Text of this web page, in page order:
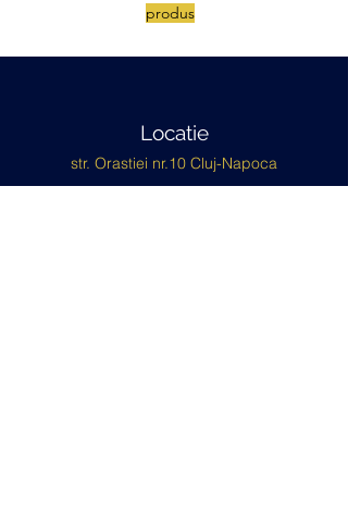
produs
Locatie
str. Orastiei nr.10 Cluj-Napoca